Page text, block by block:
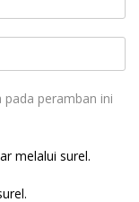
peramban ini
melalui surel.